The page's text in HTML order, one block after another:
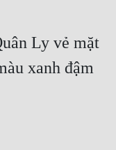
Ly vẻ mặt
xanh đậm